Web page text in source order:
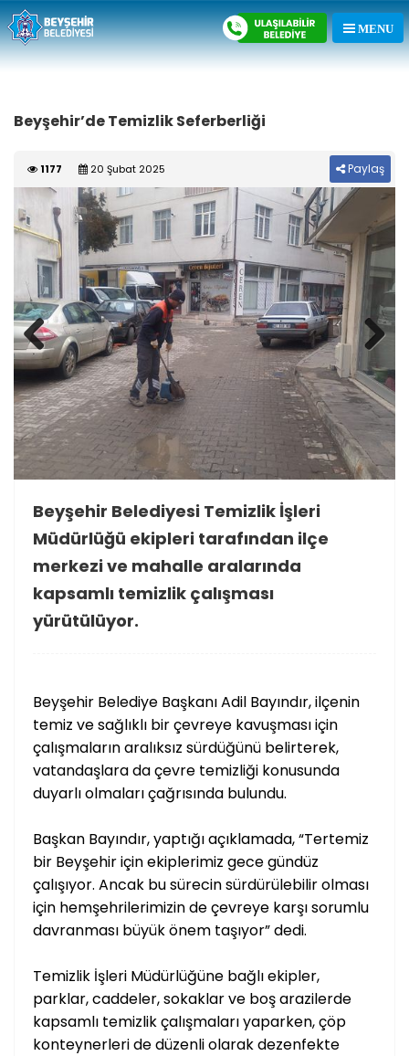
Beyşehir’de Temizlik Seferberliği
1177 20 Şubat 2025 Paylaş
Previous Next
Beyşehir Belediyesi Temizlik İşleri
Müdürlüğü ekipleri tarafından ilçe
merkezi ve mahalle aralarında
kapsamlı temizlik çalışması
yürütülüyor.
Beyşehir Belediye Başkanı Adil Bayındır, ilçenin
temiz ve sağlıklı bir çevreye kavuşması için
çalışmaların aralıksız sürdüğünü belirterek,
vatandaşlara da çevre temizliği konusunda
duyarlı olmaları çağrısında bulundu.
Başkan Bayındır, yaptığı açıklamada, “Tertemiz
bir Beyşehir için ekiplerimiz gece gündüz
çalışıyor. Ancak bu sürecin sürdürülebilir olması
için hemşehrilerimizin de çevreye karşı sorumlu
davranması büyük önem taşıyor” dedi.
Temizlik İşleri Müdürlüğüne bağlı ekipler,
parklar, caddeler, sokaklar ve boş arazilerde
kapsamlı temizlik çalışmaları yaparken, çöp
konteynerleri de düzenli olarak dezenfekte